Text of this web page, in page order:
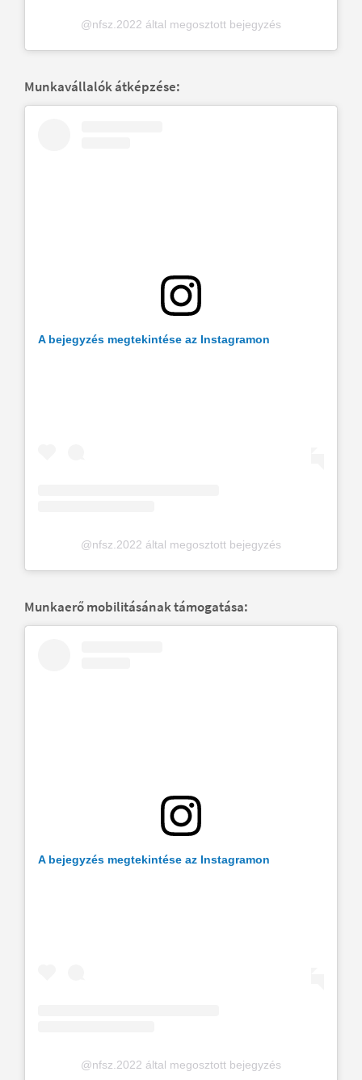
@nfsz.2022 által megosztott bejegyzés
Munkavállalók átképzése:
A bejegyzés megtekintése az Instagramon
@nfsz.2022 által megosztott bejegyzés
Munkaerő mobilitásának támogatása:
A bejegyzés megtekintése az Instagramon
@nfsz.2022 által megosztott bejegyzés